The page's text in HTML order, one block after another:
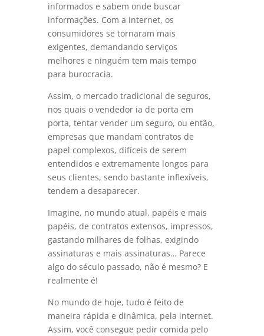
informados e sabem onde buscar
informações. Com a internet, os
consumidores se tornaram mais
exigentes, demandando serviços
melhores e ninguém tem mais tempo
para burocracia.
Assim, o mercado tradicional de seguros,
nos quais o vendedor ia de porta em
porta, tentar vender um seguro, ou então,
empresas que mandam contratos de
papel complexos, difíceis de serem
entendidos e extremamente longos para
seus clientes, sendo bastante inflexíveis,
tendem a desaparecer.
Imagine, no mundo atual, papéis e mais
papéis, de contratos extensos, impressos,
gastando milhares de folhas, exigindo
assinaturas e mais assinaturas… Parece
algo do século passado, não é mesmo? E
realmente é!
No mundo de hoje, tudo é feito de
maneira rápida e dinâmica, pela internet.
Assim, você consegue pedir comida pelo